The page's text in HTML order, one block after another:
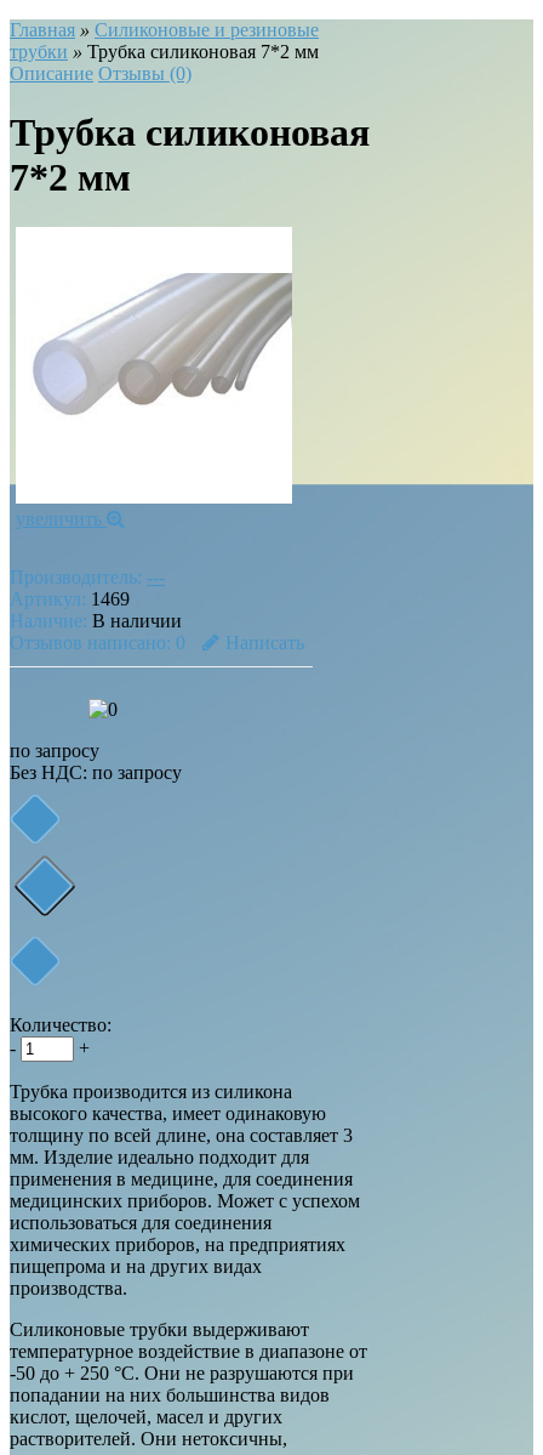
Главная » Силиконовые и резиновые
трубки » Трубка силиконовая 7*2 мм
Описание Отзывы (0)
Трубка силиконовая
7*2 мм
увеличить
Производитель: ---
Артикул: 1469
Наличие: В наличии
Отзывов написано: 0 Написать
по запросу
Без НДС: по запросу
Количество:
-
+
Трубка производится из силикона
высокого качества, имеет одинаковую
толщину по всей длине, она составляет 3
мм. Изделие идеально подходит для
применения в медицине, для соединения
медицинских приборов. Может с успехом
использоваться для соединения
химических приборов, на предприятиях
пищепрома и на других видах
производства.
Силиконовые трубки выдерживают
температурное воздействие в диапазоне от
-50 до + 250 °С. Они не разрушаются при
попадании на них большинства видов
кислот, щелочей, масел и других
растворителей. Они нетоксичны,